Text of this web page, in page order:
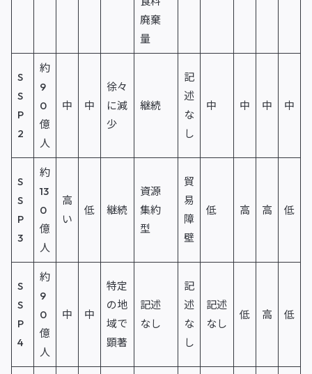
廃棄
量
S
S
P
2
約
9
0
億
人
中 中
徐々
に減
少
継続
記
述
な
し
中 中 中 中
S
S
P
3
約
13
0
億
人
高
い
低 継続
資源
集約
型
貿
易
障
壁
低 高 高 低
S
S
P
4
約
9
0
億
人
中 中
特定
の地
域で
顕著
記述
なし
記
述
な
し
記述
なし
低 高 低